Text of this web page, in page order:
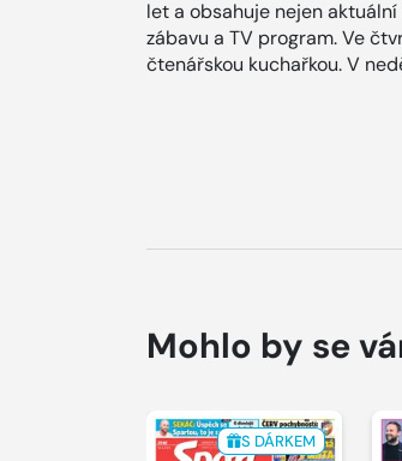
let a obsahuje nejen
zábavu a TV program. Ve
čtenářskou kuchařkou. V
Mohlo by se
S DÁRKEM